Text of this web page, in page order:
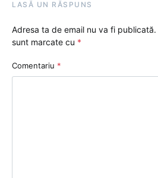
LASĂ UN RĂSPUNS
Adresa ta de email nu va fi publicată.
sunt marcate cu *
Comentariu *